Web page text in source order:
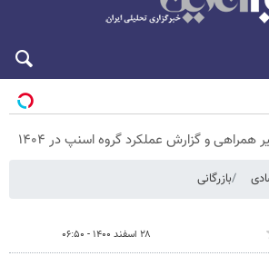
همراهی و گزارش عملکرد گروه اسنپ در ۱۴۰۴
بازرگانی
۲۸ اسفند ۱۴۰۰ - ۰۶:۵۰